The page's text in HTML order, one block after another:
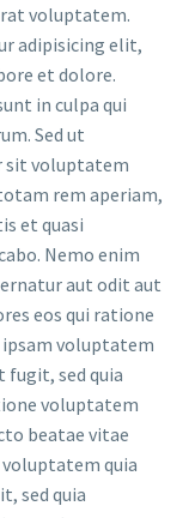
voluptatem.
adipisicing elit,
et dolore.
in culpa qui
Sed ut
sit voluptatem
rem aperiam,
et quasi
Nemo enim
aut odit aut
eos qui ratione
voluptatem
fugit, sed quia
voluptatem
beatae vitae
quia
sed quia